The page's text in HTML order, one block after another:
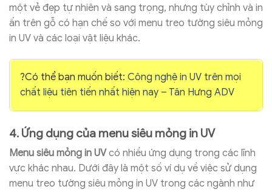
một vẻ đẹp tự nhiên và sang trọng, nhưng tùy chỉnh và in
ấn trên gỗ có hạn chế so với menu treo tường siêu mỏng
in UV và các loại vật liệu khác.
?Có thể bạn muốn biết: Công nghệ in UV trên mọi
chất liệu tiên tiến nhất hiện nay – Tân Hưng ADV
4. Ứng dụng của menu siêu mỏng in UV
Menu siêu mỏng in UVcó nhiều ứng dụng trong các lĩnh
vực khác nhau. Dưới đây là một số ví dụ về việc sử dụng
menu treo tường siêu mỏng in UV trong các ngành như